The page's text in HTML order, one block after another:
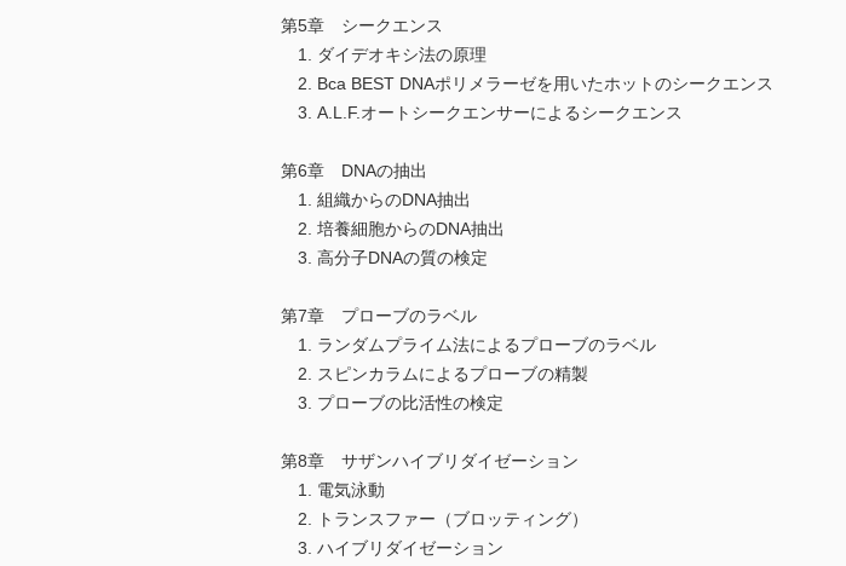
第5章 シークエンス
1. ダイデオキシ法の原理
2. Bca BEST DNAポリメラーゼを用いたホットのシークエンス
3. A.L.F.オートシークエンサーによるシークエンス
第6章 DNAの抽出
1. 組織からのDNA抽出
2. 培養細胞からのDNA抽出
3. 高分子DNAの質の検定
第7章 プローブのラベル
1. ランダムプライム法によるプローブのラベル
2. スピンカラムによるプローブの精製
3. プローブの比活性の検定
第8章 サザンハイブリダイゼーション
1. 電気泳動
2. トランスファー（ブロッティング）
3. ハイブリダイゼーション